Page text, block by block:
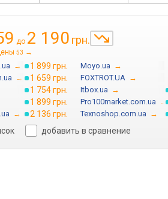
до 2 190 грн.
53 →
→ 1 899 грн. Moyo.ua →
→ 1 659 грн. FOXTROT.UA →
1 754 грн. Itbox.ua →
1 899 грн. Pro100market.com.ua →
→ 2 136 грн. Texnoshop.com.ua →
добавить в сравнение